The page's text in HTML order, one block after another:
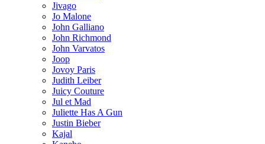
Jivago
Jo Malone
John Galliano
John Richmond
John Varvatos
Joop
Jovoy Paris
Judith Leiber
Juicy Couture
Jul et Mad
Juliette Has A Gun
Justin Bieber
Kajal